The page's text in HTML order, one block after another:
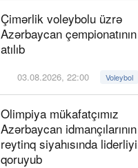
Çimərlik voleybolu üzrə
Azərbaycan
atılıb
03.08.2026, 22:00 Voleybol
Olimpiya mükafatçımız
Azərbaycan idmançılarının
reytinq siyahısında
qoruyub